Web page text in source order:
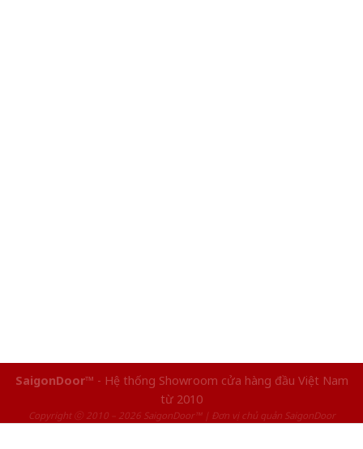
SaigonDoor™ - Hệ thống Showroom cửa hàng đầu Việt Nam
từ 2010
Copyright ⓒ 2010 – 2026 SaigonDoor™ | Đơn vị chủ quản SaigonDoor